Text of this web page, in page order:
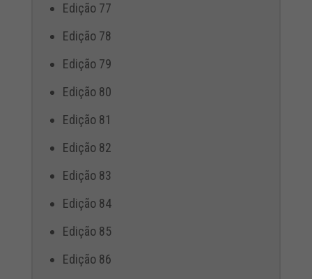
Edição 77
Edição 78
Edição 79
Edição 80
Edição 81
Edição 82
Edição 83
Edição 84
Edição 85
Edição 86